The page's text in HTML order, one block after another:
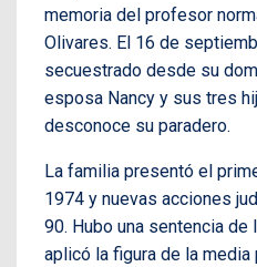
memoria del profesor
Olivares. El 16 de
secuestrado desde su
esposa Nancy y sus tres
desconoce su paradero.
La familia presentó el
1974 y nuevas acciones
90. Hubo una sentencia de
aplicó la figura de la